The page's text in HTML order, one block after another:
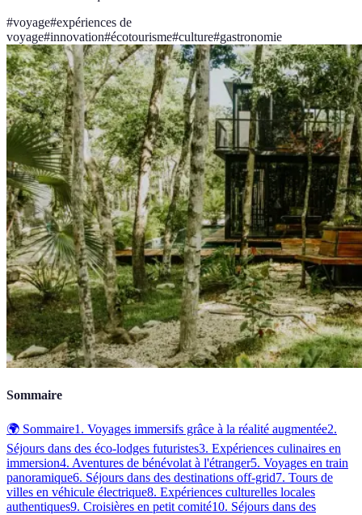
#voyage#expériences de
voyage#innovation#écotourisme#culture#gastronomie
Sommaire
🌍 Sommaire1. Voyages immersifs grâce à la réalité augmentée2.
Séjours dans des éco-lodges futuristes3. Expériences culinaires en
immersion4. Aventures de bénévolat à l'étranger5. Voyages en train
panoramique6. Séjours dans des destinations off-grid7. Tours de
villes en véhicule électrique8. Expériences culturelles locales
authentiques9. Croisières en petit comité10. Séjours dans des